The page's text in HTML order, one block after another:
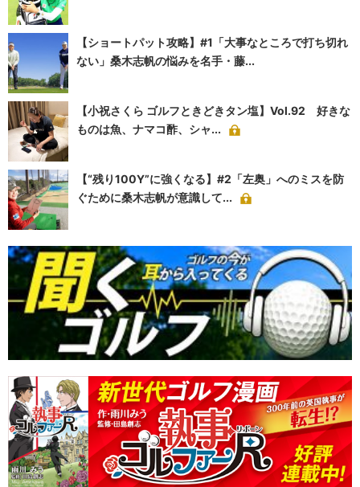
【ショートパット攻略】#1「大事なところで打ち切れ
ない」桑木志帆の悩みを名手・藤...
【小祝さくら ゴルフときどきタン塩】Vol.92 好きな
ものは魚、ナマコ酢、シャ...
【“残り100Y”に強くなる】#2「左奥」へのミスを防
ぐために桑木志帆が意識して...